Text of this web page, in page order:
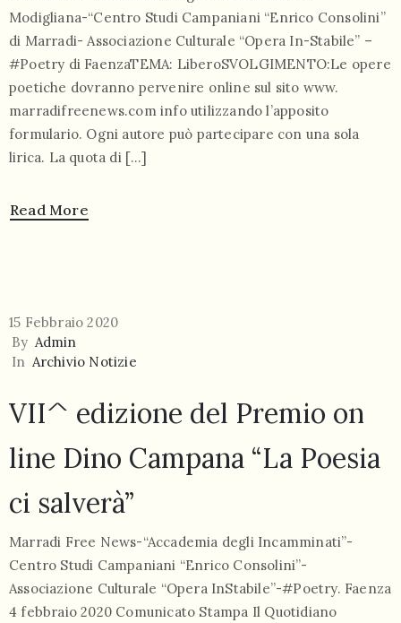
Modigliana-“Centro Studi Campaniani “Enrico Consolini”
di Marradi- Associazione Culturale “Opera In-Stabile” –
#Poetry di FaenzaTEMA: LiberoSVOLGIMENTO:Le opere
poetiche dovranno pervenire online sul sito www.
marradifreenews.com info utilizzando l’apposito
formulario. Ogni autore può partecipare con una sola
lirica. La quota di […]
Read More
15 Febbraio 2020
By Admin
In Archivio Notizie
VII^ edizione del Premio on
line Dino Campana “La Poesia
ci salverà”
Marradi Free News-“Accademia degli Incamminati”-
Centro Studi Campaniani “Enrico Consolini”-
Associazione Culturale “Opera InStabile”-#Poetry. Faenza
4 febbraio 2020 Comunicato Stampa Il Quotidiano